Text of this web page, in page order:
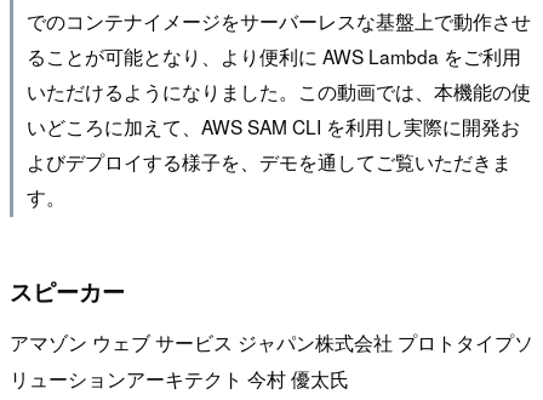
でのコンテナイメージをサーバーレスな基盤上で動作させ
ることが可能となり、より便利に AWS Lambda をご利用
いただけるようになりました。この動画では、本機能の使
いどころに加えて、AWS SAM CLI を利用し実際に開発お
よびデプロイする様子を、デモを通してご覧いただきま
す。
スピーカー
アマゾン ウェブ サービス ジャパン株式会社 プロトタイプソ
リューションアーキテクト 今村 優太氏